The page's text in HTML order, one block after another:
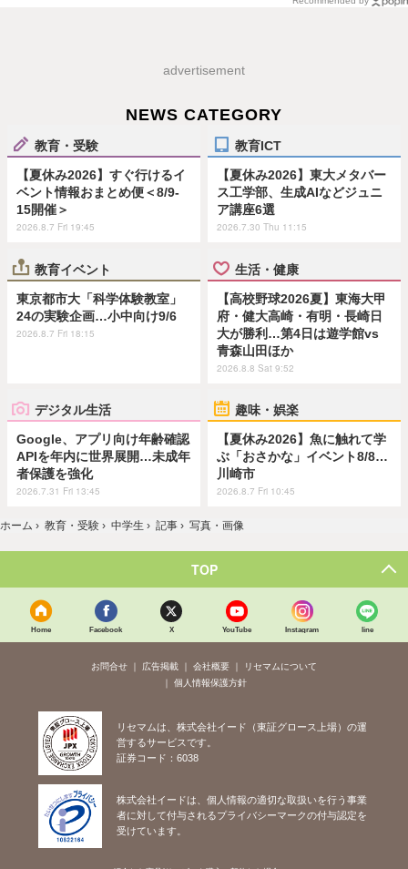
advertisement
NEWS CATEGORY
教育・受験
【夏休み2026】すぐ行けるイ
ベント情報おまとめ便＜8/9-
15開催＞
2026.8.7 Fri 19:45
教育ICT
【夏休み2026】東大メタバー
ス工学部、生成AIなどジュニ
ア講座6選
2026.7.30 Thu 11:15
教育イベント
東京都市大「科学体験教室」
24の実験企画…小中向け9/6
2026.8.7 Fri 18:15
生活・健康
【高校野球2026夏】東海大甲
府・健大高崎・有明・長崎日
大が勝利…第4日は遊学館vs
青森山田ほか
2026.8.8 Sat 9:52
デジタル生活
Google、アプリ向け年齢確認
APIを年内に世界展開…未成年
者保護を強化
2026.7.31 Fri 13:45
趣味・娯楽
【夏休み2026】魚に触れて学
ぶ「おさかな」イベント8/8…
川崎市
2026.8.7 Fri 10:45
ホーム › 教育・受験 › 中学生 › 記事 › 写真・画像
TOP
Home Facebook X YouTube Instagram line
お問合せ 広告掲載 会社概要
リセマムについて
個人情報保護方針
リセマムは、株式会社イード（東証グロース上場）の運
営するサービスです。
証券コード：6038
株式会社イードは、個人情報の適切な取扱いを行う事業
者に対して付与されるプライバシーマークの付与認定を
受けています。